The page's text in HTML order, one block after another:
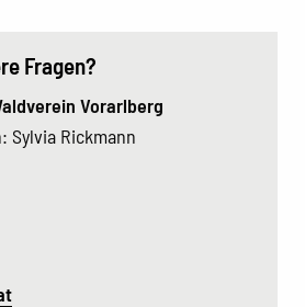
Fragen?
Vorarlberg
Sylvia Rickmann